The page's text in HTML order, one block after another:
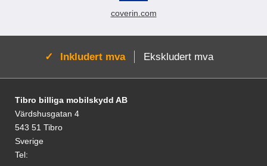
coverin.com
Aktiv:
Inkludert mva Ekskludert mva
Footer-innhold Blandet informasjon og
Tibro billiga mobilskydd AB
Värdshusgatan 4
543 51 Tibro
Sverige
Tel: